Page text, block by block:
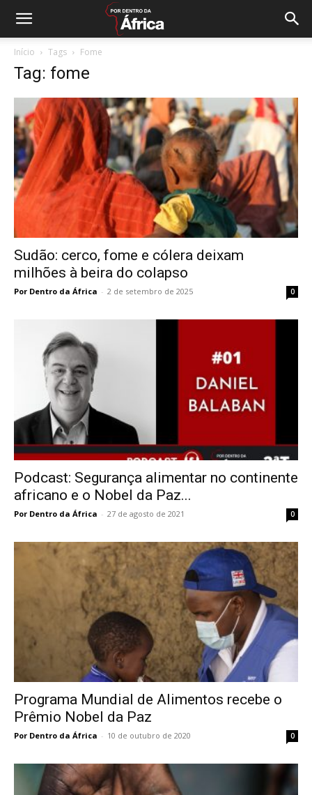
Início Tags Fome
Tag: fome
Sudão: cerco, fome e cólera deixam
milhões à beira do colapso
Por Dentro da África - 2 de setembro de 2025 0
Podcast: Segurança alimentar no continente
africano e o Nobel da Paz...
Por Dentro da África - 27 de agosto de 2021 0
Programa Mundial de Alimentos recebe o
Prêmio Nobel da Paz
Por Dentro da África - 10 de outubro de 2020 0